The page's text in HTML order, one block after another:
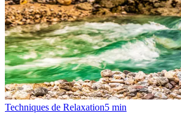
Techniques de Relaxation5 min